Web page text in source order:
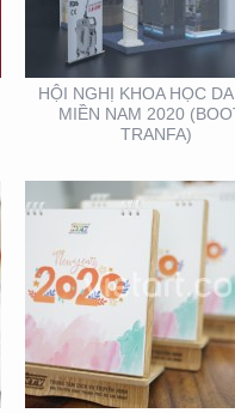
HỘI NGHỊ KHOA HỌC
MIỀN NAM 2020
TRANFA)
LỊCH HTV
MẪU THIẾT KẾ
TẾT RICHS